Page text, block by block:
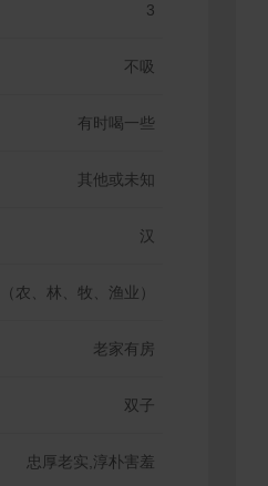
3
不吸
有时喝一些
其他或未知
汉
农、林、牧、渔业）
老家有房
双子
忠厚老实,淳朴害羞